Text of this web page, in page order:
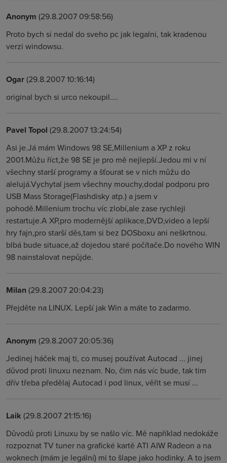
Anonym (29.8.2007 09:58:56)
Proto bych si nedal do sveho pc jak legalni, tak kradenou
verzi windowsu.
Ogar(29.8.2007 10:16:14)
original bych si urco nekoupil....
Pavel Topol (29.8.2007 13:24:54)
Asi je.Já mám Windows 98 SE,Millenium a XP z roku
2001.Můžu říct,že 98 SE je pro mě nejlepší.Jedou mi v ní
všechny starší programy a šťourat se v nich můžu do
alelujá.Vychytal jsem všechny mouchy,dodal podporu pro
USB Mass Storage(Flashdisky atp.) a jsem v
pohodě.Millenium trochu víc zlobí,ale zase rychleji
restartuje.A XP,pro modernější aplikace,DVD,video a lepší
hry fajn,pro starší děs,tam si bez DOSboxu ani neškrtnou.
blbá bude situace,až dojedou staré počítače.Do nového WIN
98 nainstalovat nepůjde.
Milan(29.8.2007 20:04:23)
Přejděte na LINUX. Lepší jak Win a máte to zadarmo.
Anonym (29.8.2007 20:05:36)
Jedinej háček maj ti, co musej používat Autocad ... jinej
důvod proti linuxu neznam. No, čim nás víc bude, tak tim
dřív třeba předělaj Autocad i pod linux, věřit se musí ...
Laik (29.8.2007 21:15:16)
Důvodů proti Linuxu by se našlo víc. Mě například nedokáže
rozpoznat TV tuner na grafické kartě ATI AIW Radeon a na
woknech (mám je legální) mi to šlape jako hodinky. A to jsem